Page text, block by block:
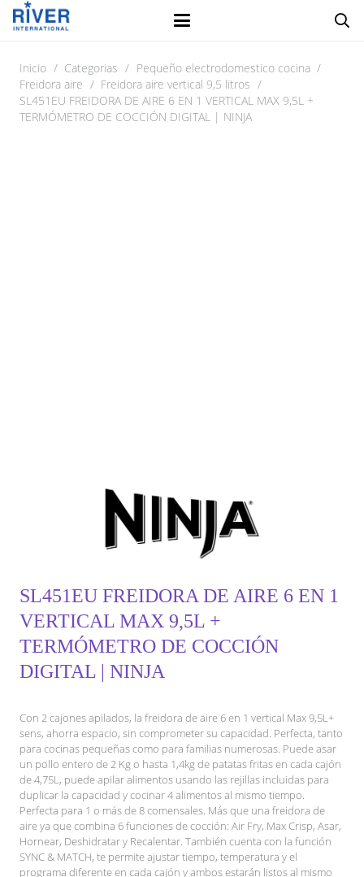
Inicio / Categorias / Pequeño electrodomestico cocina /
Freidora aire / Freidora aire vertical 9,5 litros /
SL451EU FREIDORA DE AIRE 6 EN 1 VERTICAL MAX 9,5L +
TERMÓMETRO DE COCCIÓN DIGITAL | NINJA
SL451EU FREIDORA DE AIRE 6 EN 1
VERTICAL MAX 9,5L +
TERMÓMETRO DE COCCIÓN
DIGITAL | NINJA
Con 2 cajones apilados, la freidora de aire 6 en 1 vertical Max 9,5L+
sens, ahorra espacio, sin comprometer su capacidad. Perfecta, tanto
para cocinas pequeñas como para familias numerosas. Puede asar
un pollo entero de 2 Kg o hasta 1,4kg de patatas fritas en cada cajón
de 4,75L, puede apilar alimentos usando las rejillas incluidas para
duplicar la capacidad y cocinar 4 alimentos al mismo tiempo.
Perfecta para 1 o más de 8 comensales. Más que una freidora de
aire ya que combina 6 funciones de cocción: Air Fry, Max Crisp, Asar,
Hornear, Deshidratar y Recalentar. También cuenta con la función
SYNC & MATCH, te permite ajustar tiempo, temperatura y el
programa diferente en cada cajón y ambos estarán listos al mismo